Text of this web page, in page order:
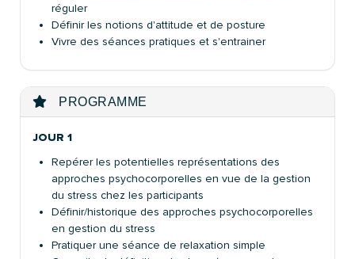
réguler
Définir les notions d'attitude et de posture
Vivre des séances pratiques et s'entrainer
PROGRAMME
JOUR 1
Repérer les potentielles représentations des
approches psychocorporelles en vue de la gestion
du stress chez les participants
Définir/historique des approches psychocorporelles
en gestion du stress
Pratiquer une séance de relaxation simple